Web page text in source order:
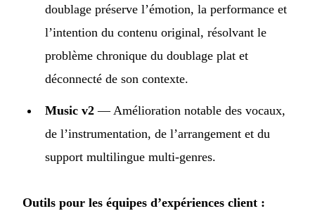
doublage préserve l’émotion, la performance et
l’intention du contenu original, résolvant le
problème chronique du doublage plat et
déconnecté de son contexte.
Music v2 — Amélioration notable des vocaux,
de l’instrumentation, de l’arrangement et du
support multilingue multi-genres.
Outils pour les équipes d’expériences client :